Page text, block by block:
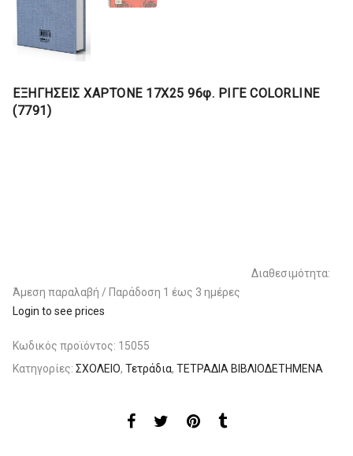
ΕΞΗΓΗΣΕΙΣ ΧΑΡΤΟΝΕ 17Χ25 96φ. ΡΙΓΕ COLORLINE
(7791)
Διαθεσιμότητα:
Άμεση παραλαβή / Παράδoση 1 έως 3 ημέρες
Login to see prices
Κωδικός προϊόντος: 15055
Κατηγορίες: ΣΧΟΛΕΙΟ, Τετράδια, ΤΕΤΡΑΔΙΑ ΒΙΒΛΙΟΔΕΤΗΜΕΝΑ